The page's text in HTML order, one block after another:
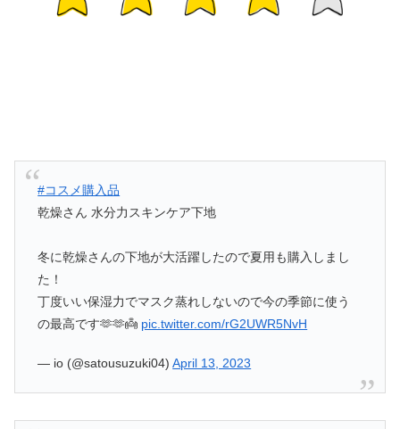
#コスメ購入品
乾燥さん 水分力スキンケア下地
冬に乾燥さんの下地が大活躍したので夏用も購入しまし
た！
丁度いい保湿力でマスク蒸れしないので今の季節に使う
の最高です🫶🫶👼 pic.twitter.com/rG2UWR5NvH
— io (@satousuzuki04)April 13, 2023